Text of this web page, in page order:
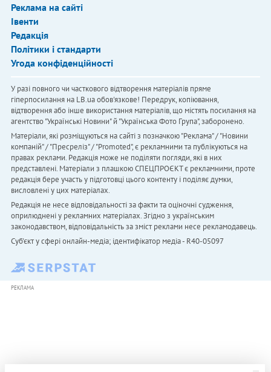
Реклама на сайті
Івенти
Редакція
Політики і стандарти
Угода конфіденційності
У разі повного чи часткового відтворення матеріалів пряме
гіперпосилання на LB.ua обов'язкове! Передрук, копіювання,
відтворення або інше використання матеріалів, що містять посилання на
агентство "Українськi Новини" й "Українська Фото Група", заборонено.
Матеріали, які розміщуються на сайті з позначкою "Реклама" / "Новини
компаній" / "Пресреліз" / "Promoted", є рекламними та публікуються на
правах реклами. Редакція може не поділяти погляди, які в них
представлені. Матеріали з плашкою СПЕЦПРОЄКТ є рекламними, проте
редакція бере участь у підготовці цього контенту і поділяє думки,
висловлені у цих матеріалах.
Редакція не несе відповідальності за факти та оціночні судження,
оприлюднені у рекламних матеріалах. Згідно з українським
законодавством, відповідальність за зміст реклами несе рекламодавець.
Cуб'єкт у сфері онлайн-медіа; ідентифікатор медіа - R40-05097
РЕКЛАМА